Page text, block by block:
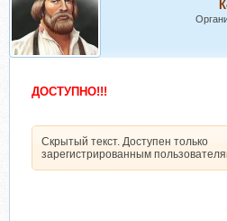
ДОСТУПНО!!!
Скрытый текст. Доступен только
зарегистрированным